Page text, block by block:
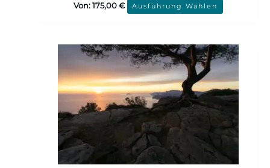
Von:175,00€ Ausführung Wählen